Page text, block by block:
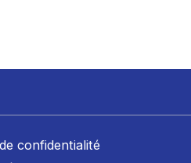
confidentialité